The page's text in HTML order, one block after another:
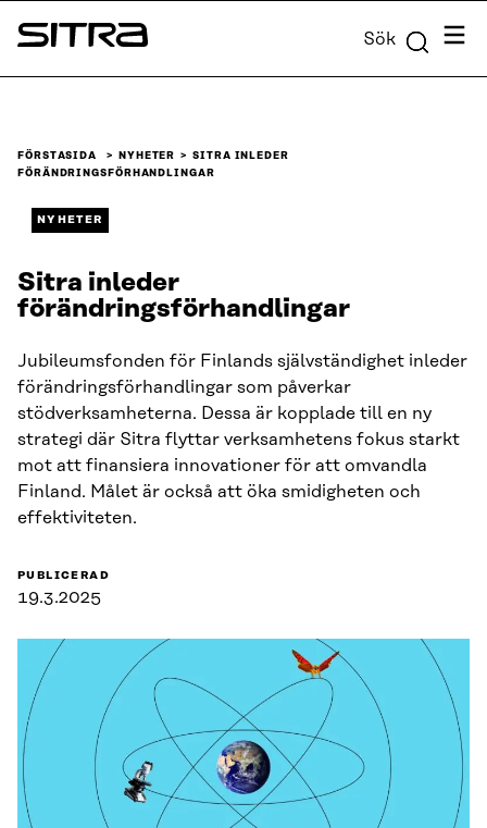
Skip to
content
Sitra Sök Meny
FÖRSTASIDA NYHETER
SITRA INLEDER
FÖRÄNDRINGSFÖRHANDLINGAR
NYHETER
Sitra inleder
förändringsförhandlingar
Jubileumsfonden för Finlands självständighet inleder
förändringsförhandlingar som påverkar
stödverksamheterna. Dessa är kopplade till en ny
strategi där Sitra flyttar verksamhetens fokus starkt
mot att finansiera innovationer för att omvandla
Finland. Målet är också att öka smidigheten och
effektiviteten.
PUBLICERAD
19.3.2025